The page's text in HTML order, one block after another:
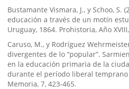
Bustamante Vismara, J., y Schoo, S.
educación a través de un motí­n
Uruguay, 1864. Prohistoria, Año
Caruso, M., y Rodrí­guez
divergentes de lo “popular”.
en la educación primaria de la
durante el perí­odo liberal temprano
Memoria, 7, 423-465.